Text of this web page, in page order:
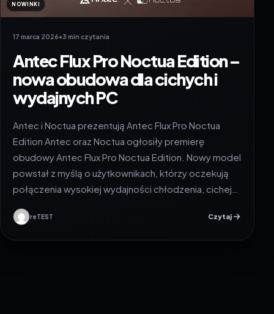
NOWINKI
17 marca 2026•3 min czytania
Antec Flux Pro Noctua Edition –
nowa obudowa dla cichych i
wydajnych PC
Antec i Noctua prezentują Antec Flux Pro Noctua
Edition Antec oraz Noctua ogłosiły premierę
obudowy Antec Flux Pro Noctua Edition. Nowy model
powstał z myślą o użytkownikach, którzy oczekują
połączenia wysokiej wydajności chłodzenia, cichej…
reTEST Czytaj